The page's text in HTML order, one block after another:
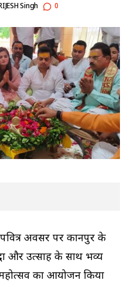
Singh 0
अवसर पर कानपुर के
और उत्साह के साथ भव्य
का आयोजन किया